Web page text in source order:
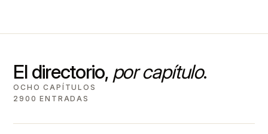
El directorio, por capítulo.
OCHO CAPÍTULOS
2900 ENTRADAS